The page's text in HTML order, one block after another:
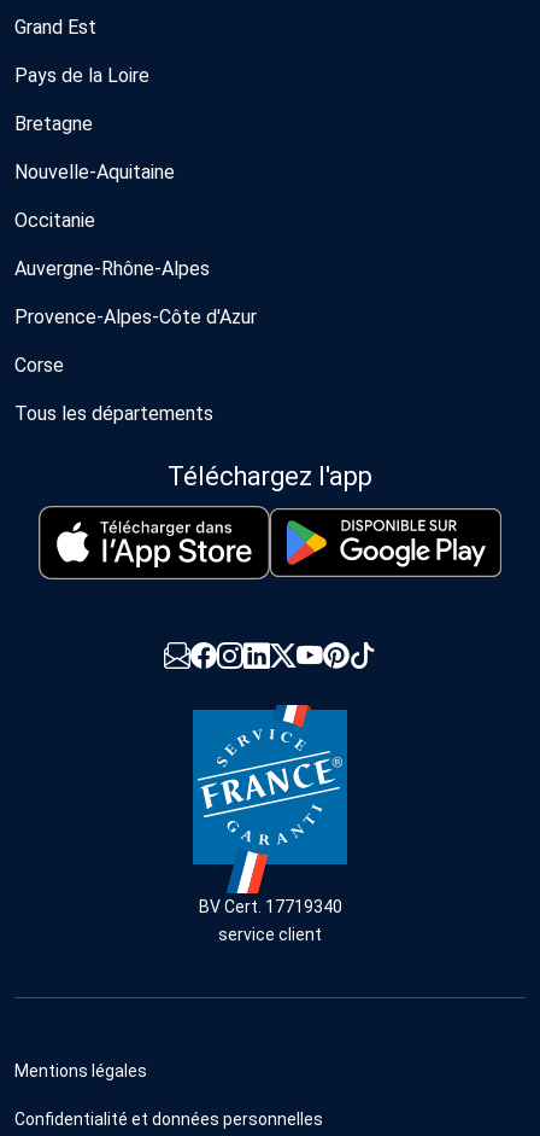
Grand Est
Pays de la Loire
Bretagne
Nouvelle-Aquitaine
Occitanie
Auvergne-Rhône-Alpes
Provence-Alpes-Côte d'Azur
Corse
Tous les départements
Téléchargez l'app
BV Cert. 17719340
service client
Mentions légales
Confidentialité et données personnelles